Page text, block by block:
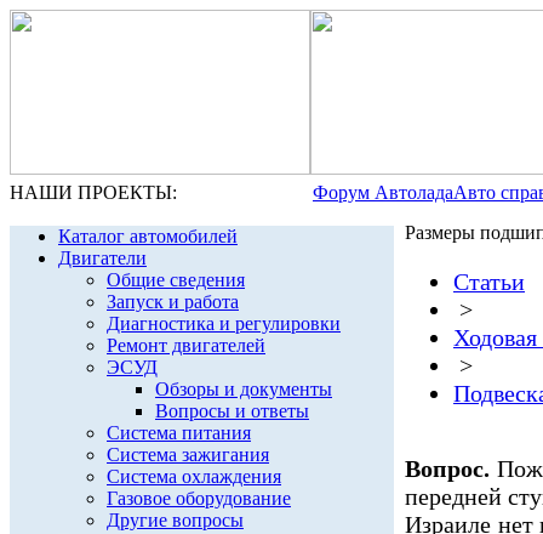
НАШИ ПРОЕКТЫ: Форум АвтоладаАвто
Каталог автомобилей
Двигатели
Общие сведения
Запуск и работа
Диагностика и регулировки
Ремонт двигателей
ЭСУД
Обзоры и документы
Вопросы и ответы
Система питания
Система зажигания
Система охлаждения
Газовое оборудование
Другие вопросы
Размеры
Статьи
>
Ходовая
>
Вопрос.
передней
Израиле нет